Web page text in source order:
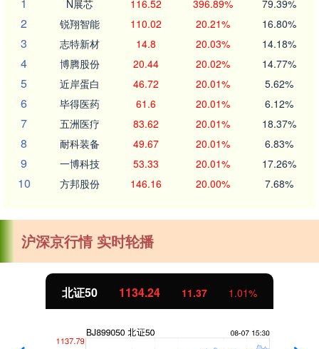
N展芯 116.52 396.89% 79.39%
2 锐翔智能 110.02 20.21% 16.80%
3 志特新材 14.8 20.03% 14.18%
4 博腾股份 20.44 20.02% 14.77%
5 近岸蛋白 46.72 20.01% 5.62%
6 毕得医药 61.6 20.01% 6.12%
7 五洲医疗 83.62 20.01% 18.37%
8 耐科装备 49.67 20.01% 6.83%
9 一博科技 53.33 20.01% 17.26%
10 方邦股份 146.16 20.00% 7.68%
沪深京行情 实时轮播
北证50 1134.24 11.37 1.01%